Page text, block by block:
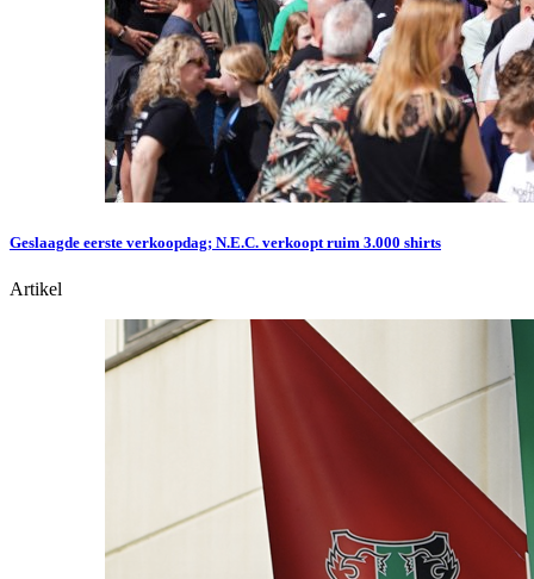
Geslaagde eerste verkoopdag; N.E.C. verkoopt ruim 3.000 shirts
Artikel